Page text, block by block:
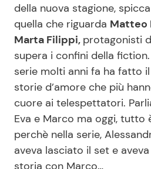
News benessere
Viaggi e Turismo
Festività
della nuova stagione,
quella che riguarda Matteo
Marta Filippi, protagonisti
supera i confini della
serie molti anni fa ha fatto
storie d’amore che più
cuore ai telespettatori.
Eva e Marco ma oggi, tutto
perchè nella serie,
aveva lasciato il set e
storia con Marco…